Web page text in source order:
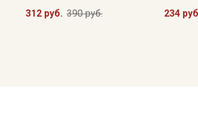
312 руб. 390 руб. 234